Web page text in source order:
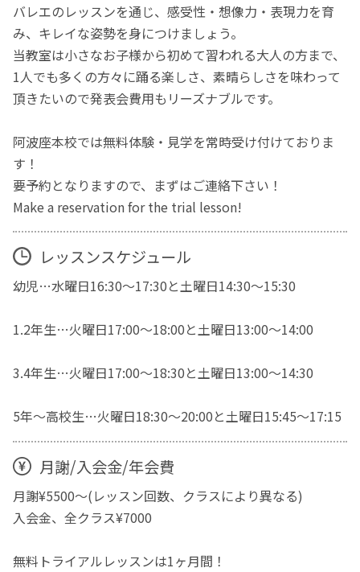
バレエのレッスンを通じ、感受性・想像力・表現力を育
み、キレイな姿勢を身につけましょう。
当教室は小さなお子様から初めて習われる大人の方まで、
1人でも多くの方々に踊る楽しさ、素晴らしさを味わって
頂きたいので発表会費用もリーズナブルです。
阿波座本校では無料体験・見学を常時受け付けておりま
す！
要予約となりますので、まずはご連絡下さい！
Make a reservation for the trial lesson!
レッスンスケジュール
幼児…水曜日16:30〜17:30と土曜日14:30〜15:30
1.2年生…火曜日17:00〜18:00と土曜日13:00〜14:00
3.4年生…火曜日17:00〜18:30と土曜日13:00〜14:30
5年〜高校生…火曜日18:30〜20:00と土曜日15:45〜17:15
月謝/入会金/年会費
月謝¥5500〜(レッスン回数、クラスにより異なる)
入会金、全クラス¥7000
無料トライアルレッスンは1ヶ月間！